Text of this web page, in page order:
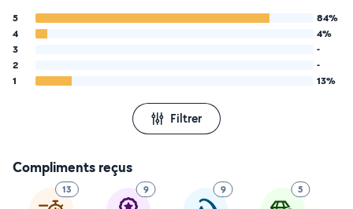
5
84%
4
4%
3
-
2
-
1
13%
Filtrer
Compliments reçus
13 9 9 5